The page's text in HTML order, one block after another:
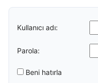
Kullanıcı adı:
Parola:
Beni hatırla